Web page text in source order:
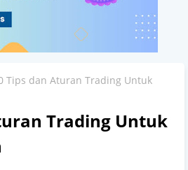
Tips dan Aturan Trading Untuk
Trading Untuk